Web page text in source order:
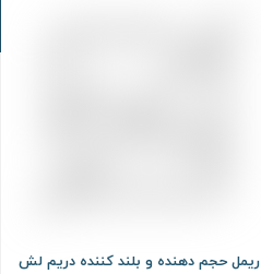
ریمل حجم دهنده و بلند کننده دریم لش